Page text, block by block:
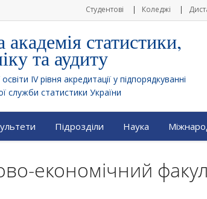
Студентові Коледжі
академія статистики,
та аудиту
IV рівня акредитації у підпорядкуванні
служби статистики України
Підрозділи Наука
економічний